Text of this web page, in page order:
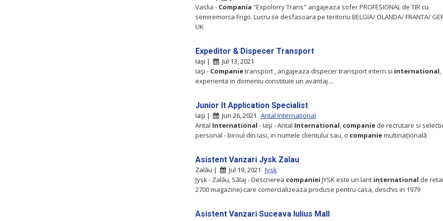
Vaslui - Compania "Expolorry Trans" angajeaza sofer PROFESIONAL de TIR cu
semiremorca Frigo. Lucru se desfasoara pe teritoriu BELGIA/ OLANDA/ FRANTA/
UK
Expeditor & Dispecer Transport
Iaşi |
Jul 13, 2021
Iaşi - Companietransport , angajeaza dispecer transport intern si international,
experienta in domeniu constituie un avantaj....
Junior It Application Specialist
Iaşi | Jun 26, 2021 Antal International
Antal International - Iaşi - Antal International, companie de recrutare si
personal - biroul din Iasi, in numele clientului sau, o companiemultinațională
Asistent Vanzari Jysk Zalau
Zalău | Jul 19, 2021 Jysk
Jysk - Zalău, Sălaj - Descrierea companiei JYSK este un lant international de
2700 magazine) care comercializeaza produse pentru casa, deschis in 1979
Asistent Vanzari Suceava Iulius Mall